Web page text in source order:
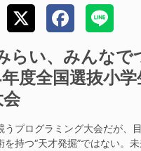
らい、みんなで
度全国選抜小学
プログラミング大会だが、
持つ“天才発掘”ではない。